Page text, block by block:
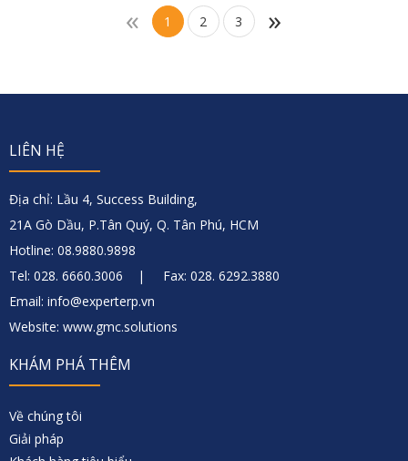
« 1 2 3 »
LIÊN HỆ
Địa chỉ: Lầu 4, Success Building,
21A Gò Dầu, P.Tân Quý, Q. Tân Phú, HCM
Hotline: 08.9880.9898
Tel: 028. 6660.3006 | Fax: 028. 6292.3880
Email: info@experterp.vn
Website: www.gmc.solutions
KHÁM PHÁ THÊM
Về chúng tôi
Giải pháp